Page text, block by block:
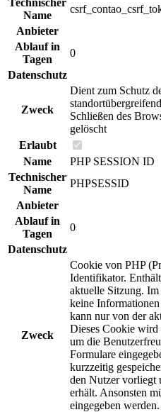
Name
Anbieter
Ablauf in
Tagen
0
Datenschutz
Zweck
Dient zum Schutz
Schließen des
gelöscht
Erlaubt
Name
PHP SESSION ID
Technischer
Name
PHPSESSID
Anbieter
Ablauf in
Tagen
0
Datenschutz
Zweck
Cookie von PHP
Identifikator.
aktuelle Sitzung.
keine
kann nur von der
Dieses Cookie wird
um die
Formulare
kurzzeitig
den Nutzer vorliegt
erhält. Ansonsten
eingegeben werden.